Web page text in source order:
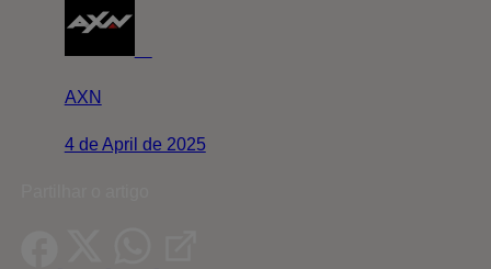
AXN
4 de April de 2025